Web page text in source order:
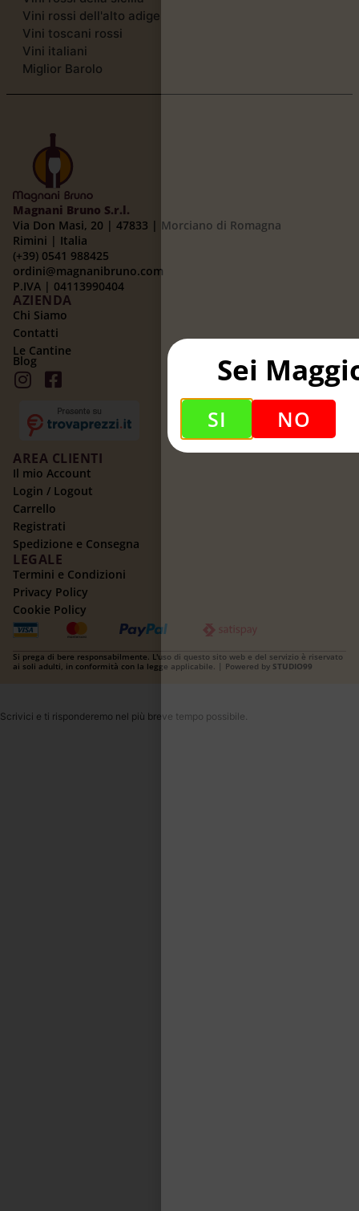
Vini rossi dell'alto adige
Vini toscani rossi
Vini italiani
Miglior Barolo
Magnani Bruno S.r.l.
Via Don Masi, 20 | 47833 | Morciano di Romagna
Rimini | Italia
(+39) 0541 988425
ordini@magnanibruno.com
P.IVA | 04113990404
AZIENDA
Chi Siamo
Contatti
Le Cantine
Blog
AREA CLIENTI
Il mio Account
Login / Logout
Carrello
Registrati
Spedizione e Consegna
LEGALE
Termini e Condizioni
Privacy Policy
Cookie Policy
Si prega di bere responsabilmente. L'uso di questo sito web e del servizio è riservato
ai soli adulti, in conformità con la legge applicabile. | Powered by STUDIO99
Scrivici e ti risponderemo nel più breve tempo possibile.
Sei
SI NO